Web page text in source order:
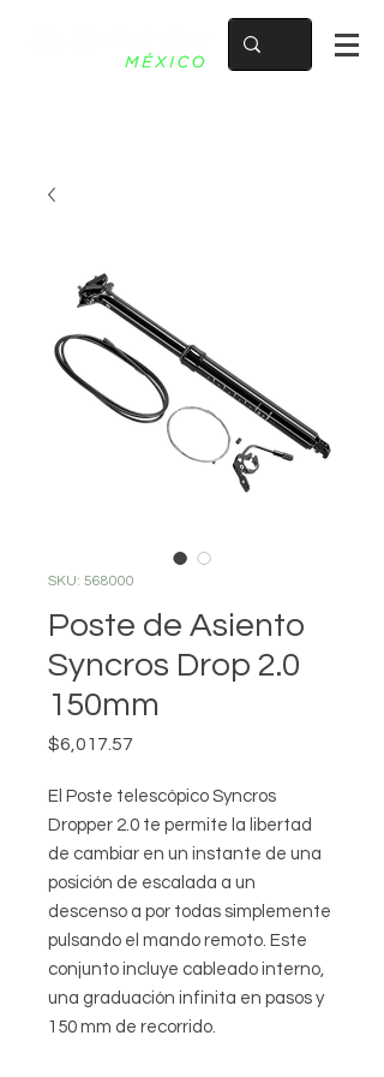
SKU: 568000
Poste de Asiento
Syncros Drop 2.0
150mm
$6,017.57
El Poste telescópico Syncros
Dropper 2.0 te permite la libertad
de cambiar en un instante de una
posición de escalada a un
descenso a por todas simplemente
pulsando el mando remoto. Este
conjunto incluye cableado interno,
una graduación infinita en pasos y
150 mm de recorrido.